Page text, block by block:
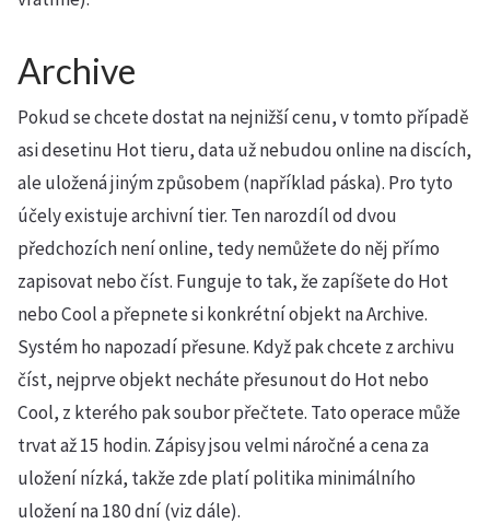
Archive
Pokud se chcete dostat na nejnižší cenu, v tomto případě
asi desetinu Hot tieru, data už nebudou online na discích,
ale uložená jiným způsobem (například páska). Pro tyto
účely existuje archivní tier. Ten narozdíl od dvou
předchozích není online, tedy nemůžete do něj přímo
zapisovat nebo číst. Funguje to tak, že zapíšete do Hot
nebo Cool a přepnete si konkrétní objekt na Archive.
Systém ho napozadí přesune. Když pak chcete z archivu
číst, nejprve objekt necháte přesunout do Hot nebo
Cool, z kterého pak soubor přečtete. Tato operace může
trvat až 15 hodin. Zápisy jsou velmi náročné a cena za
uložení nízká, takže zde platí politika minimálního
uložení na 180 dní (viz dále).